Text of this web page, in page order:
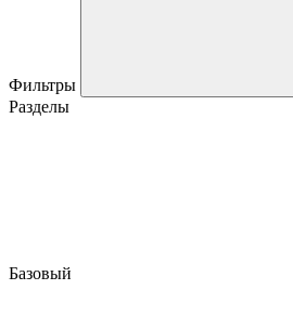
Фильтры
Разделы
Базовый